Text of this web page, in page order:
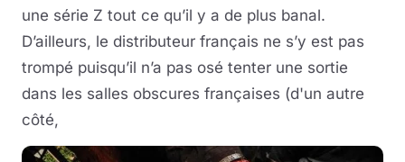
une série Z tout ce qu’il y a de plus banal.
D’ailleurs, le distributeur français ne s’y est pas
trompé puisqu’il n’a pas osé tenter une sortie
dans les salles obscures françaises (d'un autre
côté,